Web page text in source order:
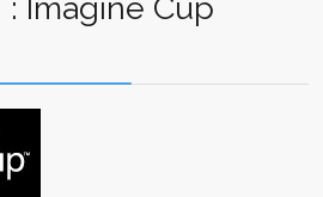
Imagine Cup